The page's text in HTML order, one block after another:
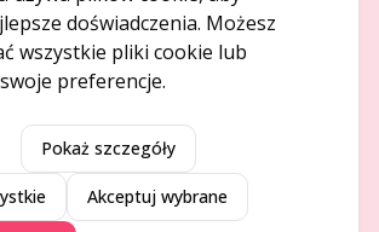
doświadczenia. Możesz
wszystkie pliki cookie lub
preferencje.
Pokaż szczegóły
Akceptuj wybrane